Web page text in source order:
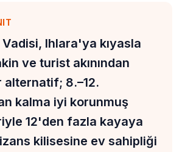
Vadisi, Ihlara'ya kıyasla
ve turist akınından
alternatif; 8.–12.
kalma iyi korunmuş
12'den fazla kayaya
kilisesine ev sahipliği